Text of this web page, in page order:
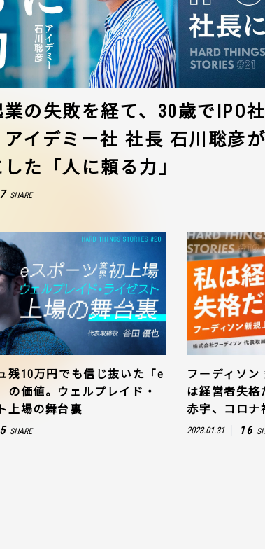
の失敗を経て、30歳でIPO社
アイデミー社 社長 石川聡彦が
た「人に頼る力」
7 SHARE
残10万円でも信じ抜いた「e
の価値。ウェルプレイド・
上場の舞台裏
5 SHARE
フーディソン
は経営者失格
赤字、コロナ
2023.01.31 16